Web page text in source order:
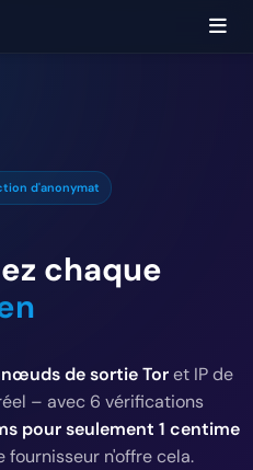
d'anonymat
chaque
nœuds de sortie Toret IP de
– avec 6 vérifications
pour seulement 1 centime
fournisseur n'offre cela.